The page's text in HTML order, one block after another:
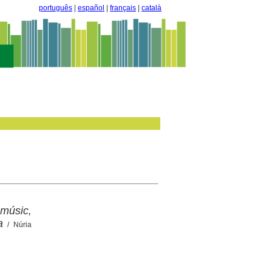
português español français català
/ Núria